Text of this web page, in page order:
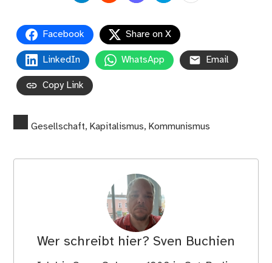
Facebook Share on X
LinkedIn WhatsApp Email
Copy Link
Gesellschaft, Kapitalismus, Kommunismus
Wer schreibt hier? Sven Buchien